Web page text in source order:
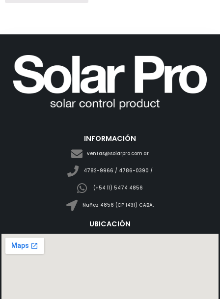
INFORMACIÓN
ventas@solarpro.com.ar
4782-9966 / 4786-0390 /
(+54 11) 5474 4856
Nuñez 4856 (CP 1431) CABA.
UBICACIÓN